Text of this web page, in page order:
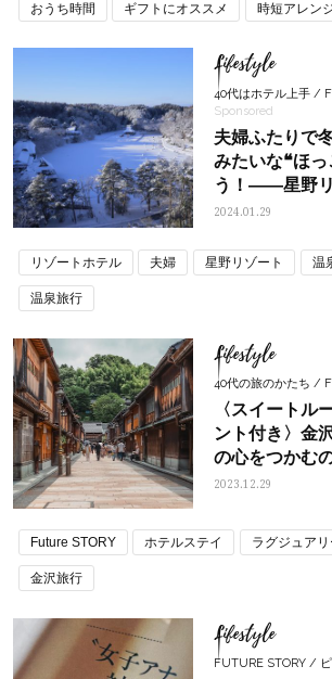
おうち時間 ギフトにオススメ 時短アレン
Lifestyle
40代はホテル上手 /
Sponsored
夫婦ふたりで
みたいな❝ほ
う！――星野
2024.01.29
リゾートホテル 夫婦 星野リゾート 温
温泉旅行
Lifestyle
40代の旅のかたち /
〈スイートル
ント付き〉金
の心をつかむ
沢観光＆ THE
験記
2023.12.29
Future STORY ホテルステイ ラグジュア
金沢旅行
Lifestyle
FUTURE STORY /